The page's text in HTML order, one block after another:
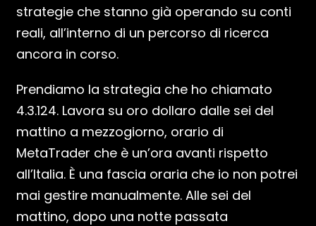
strategie che stanno già operando su conti
reali, all’interno di un percorso di ricerca
ancora in corso.
Prendiamo la strategia che ho chiamato
4.3.124. Lavora su oro dollaro dalle sei del
mattino a mezzogiorno, orario di
MetaTrader che è un’ora avanti rispetto
all’Italia. È una fascia oraria che io non potrei
mai gestire manualmente. Alle sei del
mattino, dopo una notte passata